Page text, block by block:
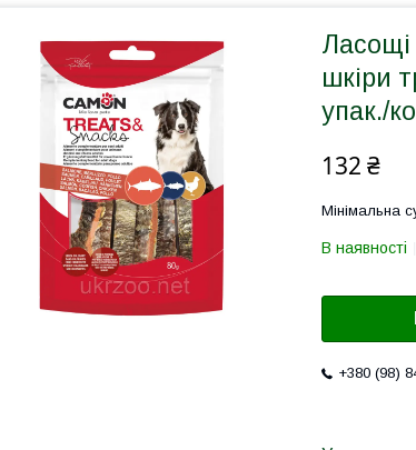
Ласощі
шкіри
упак./
132 ₴
Мінімальна
В наявності
+380 (98)